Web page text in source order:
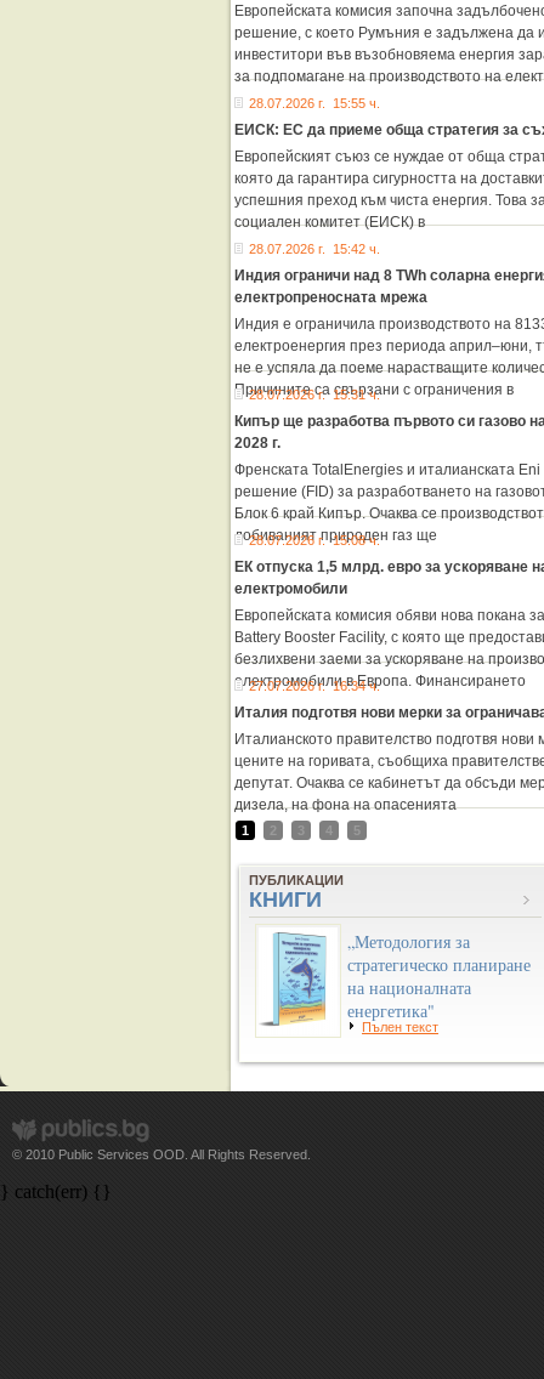
Европейската комисия започна
решение, с което Румъния е задължена да
инвеститори във възобновяема енергия
за подпомагане на производството на
28.07.2026 г. 15:55 ч.
ЕИСК: ЕС да приеме обща стратегия за
Европейският съюз се нуждае от обща
която да гарантира сигурността на
успешния преход към чиста енергия. Това
социален комитет (ЕИСК) в
28.07.2026 г. 15:42 ч.
Индия ограничи над 8 TWh соларна
електропреносната мрежа
Индия е ограничила производството на
електроенергия през периода април–юни,
не е успяла да поеме нарастващите
Причините са свързани с ограничения в
28.07.2026 г. 15:31 ч.
Кипър ще разработва първото си газово
2028 г.
Френската TotalEnergies и италианската
решение (FID) за разработването на
Блок 6 край Кипър. Очаква се
добиваният природен газ ще
28.07.2026 г. 15:08 ч.
ЕК отпуска 1,5 млрд. евро за ускоряване
електромобили
Европейската комисия обяви нова покана
Battery Booster Facility, с която ще
безлихвени заеми за ускоряване на
електромобили в Европа. Финансирането
27.07.2026 г. 16:34 ч.
Италия подготвя нови мерки за
Италианското правителство подготвя
цените на горивата, съобщиха
депутат. Очаква се кабинетът да обсъди
дизела, на фона на опасенията
1 2 3 4 5
ПУБЛИКАЦИИ
КНИГИ
„Методология за
стратегическо планиране
на националната
енергетика"
Пълен текст
© 2010 Public Services OOD. All Rights Reserved.
} catch(err) {}